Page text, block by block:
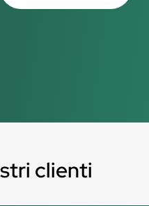
clienti